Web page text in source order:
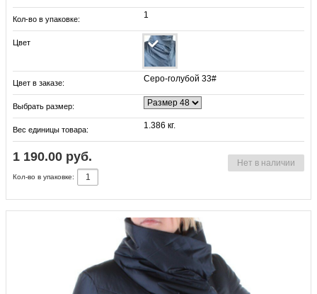
Кол-во в упаковке: 1
Цвет
Цвет в заказе: Серо-голубой 33#
Выбрать размер:
Вес единицы товара: 1.386 кг.
1 190.00 руб. Нет в наличии
Кол-во в упаковке: